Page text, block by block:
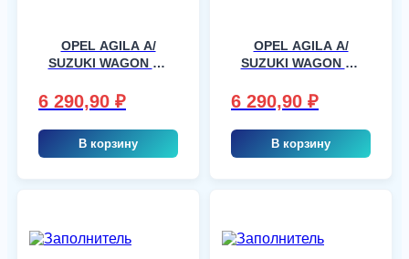
OPEL AGILA A/
SUZUKI WAGON R+
8026), шт
6 290,90 ₽
В корзину
OPEL AGILA A/
SUZUKI WAGON R+
8026), шт
6 290,90 ₽
В корзину